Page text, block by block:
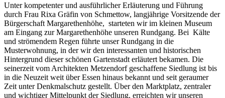
Unter kompetenter und ausführlicher Erläuterung und Führung
durch Frau Rixa Gräfin von Schmettow, langjährige Vorsitzende der
Bürgerschaft Margarethenhöhe, starteten wir im kleinen Museum
am Eingang zur Margarethenhöhe unseren Rundgang. Bei Kälte
und strömendem Regen führte unser Rundgang in die
Musterwohnung, in der wir den interessanten und historischen
Hintergrund dieser schönen Gartenstadt erläutert bekamen. Die
seinerzeit vom Architekten Metzendorf geschaffene Siedlung ist bis
in die Neuzeit weit über Essen hinaus bekannt und seit geraumer
Zeit unter Denkmalschutz gestellt. Über den Marktplatz, zentraler
und wichtiger Mittelpunkt der Siedlung, erreichten wir unseren